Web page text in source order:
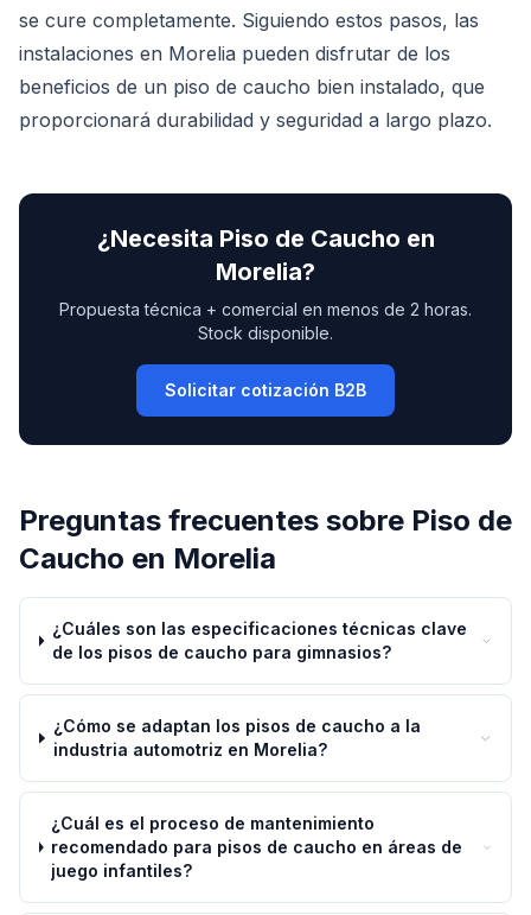
se cure completamente. Siguiendo estos pasos, las
instalaciones en Morelia pueden disfrutar de los
beneficios de un piso de caucho bien instalado, que
proporcionará durabilidad y seguridad a largo plazo.
¿Necesita Piso de Caucho en
Morelia?
Propuesta técnica + comercial en menos de 2 horas.
Stock disponible.
Solicitar cotización B2B
Preguntas frecuentes sobre Piso de
Caucho en Morelia
¿Cuáles son las especificaciones técnicas clave
de los pisos de caucho para gimnasios?
¿Cómo se adaptan los pisos de caucho a la
industria automotriz en Morelia?
¿Cuál es el proceso de mantenimiento
recomendado para pisos de caucho en áreas de
juego infantiles?